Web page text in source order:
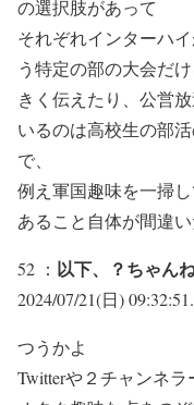
の選択肢があって
それぞれインターハ
う特定の部の大会だ
きく伝えたり、公営
いるのは高校生の部
で、
例え軍国趣味を一掃
あること自体が間違い
52 ： 以下、？ちゃん
2024/07/21(日)
つうかよ
Twitterや２チャンネラ